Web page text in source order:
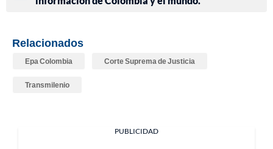
Relacionados
Epa Colombia Corte Suprema de Justicia
Transmilenio
PUBLICIDAD